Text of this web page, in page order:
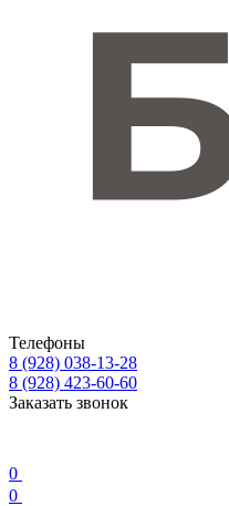
Телефоны
8 (928) 038-13-28
8 (928) 423-60-60
Заказать звонок
0
0